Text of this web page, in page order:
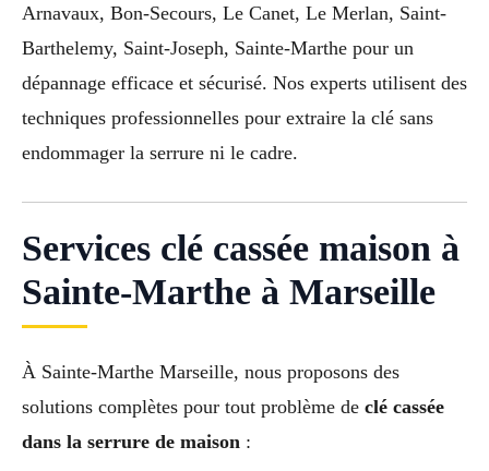
Arnavaux, Bon-Secours, Le Canet, Le Merlan, Saint-
Barthelemy, Saint-Joseph, Sainte-Marthe pour un
dépannage efficace et sécurisé. Nos experts utilisent des
techniques professionnelles pour extraire la clé sans
endommager la serrure ni le cadre.
Services clé cassée maison à
Sainte-Marthe à Marseille
À Sainte-Marthe Marseille, nous proposons des
solutions complètes pour tout problème de clé cassée
dans la serrure de maison :